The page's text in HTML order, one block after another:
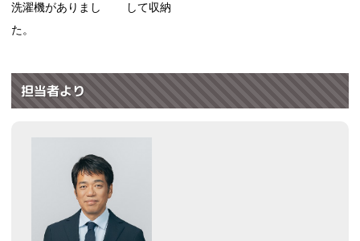
洗濯機がありまし
た。
して収納
担当者より